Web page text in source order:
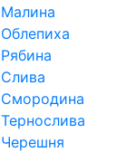
Малина
Облепиха
Рябина
Слива
Смородина
Тернослива
Черешня